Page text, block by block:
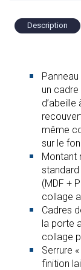
Description
un
d’abeille
même
sur le
Montant
(MDF +
collage
Cadres
la porte
collage
Serrure
finition